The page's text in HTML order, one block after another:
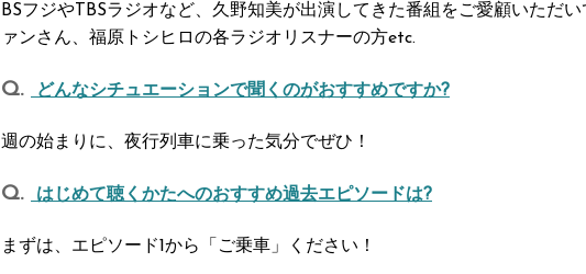
BSフジやTBSラジオなど、久野知美が出演してきた番組をご愛顧いただ
ァンさん、福原トシヒロの各ラジオリスナーの方etc.
どんなシチュエーションで聞くのがおすすめですか?
週の始まりに、夜行列車に乗った気分でぜひ！
はじめて聴くかたへのおすすめ過去エピソードは?
まずは、エピソード1から「ご乗車」ください！